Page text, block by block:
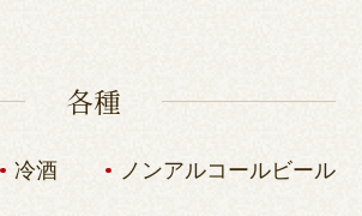
各種
冷酒 ノンアルコールビール